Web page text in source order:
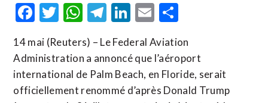
Facebook
Twitter
WhatsApp
Telegram
LinkedIn
Email
14 mai (Reuters) – Le Federal Aviation
Administration a annoncé que l’aéroport ​
international ‌de Palm ​Beach, ⁠en Floride, serait
‌officiellement ‌renommé d’après Donald Trump